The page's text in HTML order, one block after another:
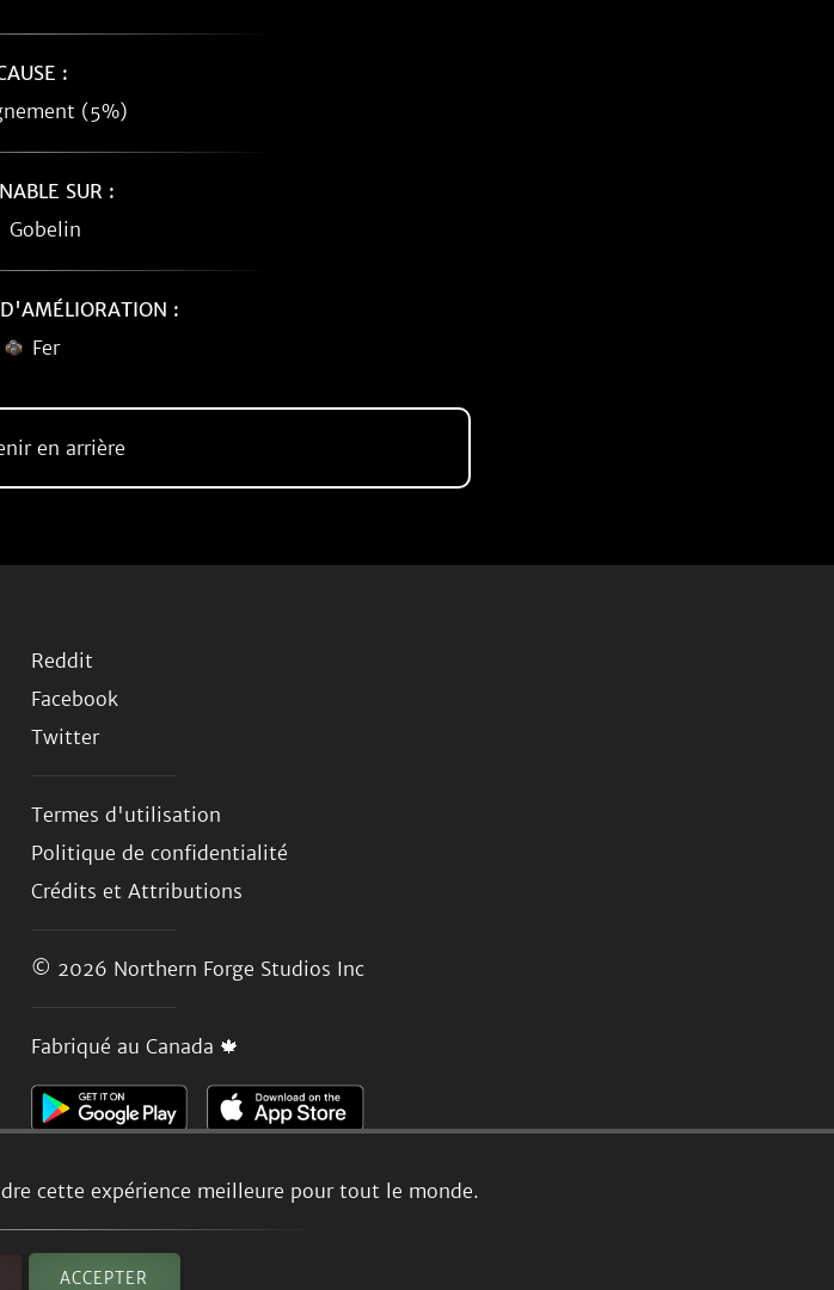
cette expérience meilleure pour tout le monde.
ACCEPTER
:
(5%)
SUR :
Gobelin
:
Fer
en arrière
Reddit
Facebook
Twitter
Termes d'utilisation
Politique de confidentialité
Crédits et Attributions
© 2026 Northern Forge Studios Inc
Fabriqué au Canada 🍁